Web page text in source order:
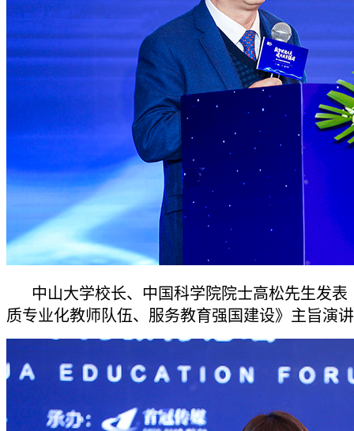
中山大学校长、中国科学院院士高松先生发表
质专业化教师队伍、服务教育强国建设》主旨演